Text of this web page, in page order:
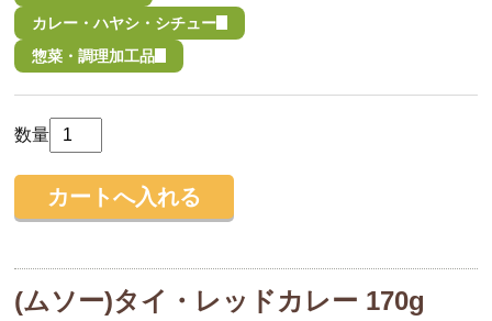
カレー・ハヤシ・シチュー
惣菜・調理加工品
数量
(ムソー)タイ・レッドカレー 170g